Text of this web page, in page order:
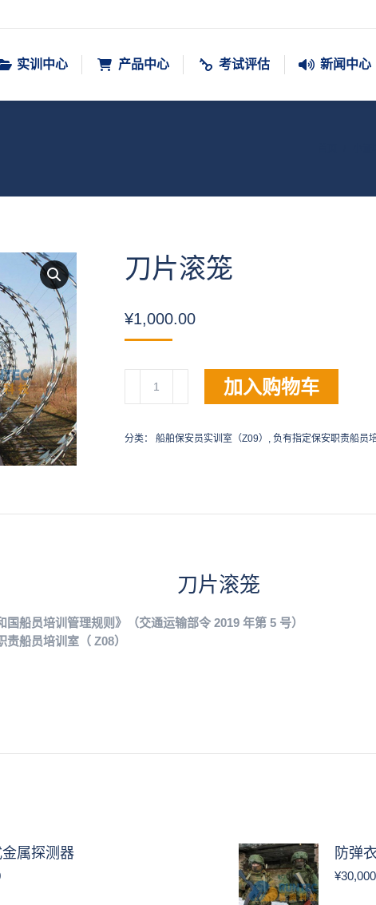
实训中心 产品中心 考试评估 新闻中心
刀片滚笼
¥1,000.00
笼
加入购物车
分类： 船舶保安员实训室（Z09） , 负有指定保安职责船员
刀片滚笼
船员培训管理规则》（交通运输部令 2019 年第 5 号）
船员培训室（ Z08）
属探测器 防弹
¥